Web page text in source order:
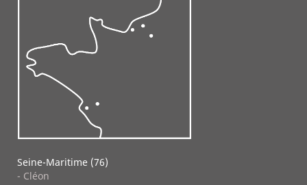
Seine-Maritime (76)
- Cléon